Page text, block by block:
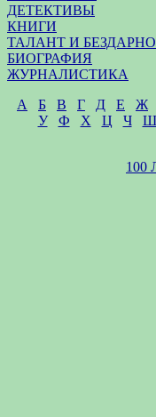
ДЕТЕКТИВЫ
КНИГИ
ТАЛАНТ И
БИОГРАФИЯ
ЖУРНАЛИСТИКА
А
Б В Г Д Е Ж
У
Ф Х Ц Ч